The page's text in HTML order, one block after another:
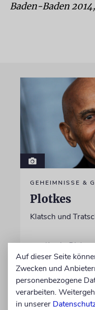
Baden-Baden
GEHEIMNISSE &
Plotkes
Klatsch und
von Katrin
06.08.2026
Auf dieser Seite
Zwecken und
personenbezogene
verarbeiten.
in unserer